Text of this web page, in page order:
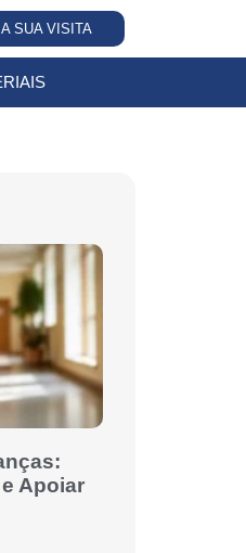
SUA VISITA
Apoiar